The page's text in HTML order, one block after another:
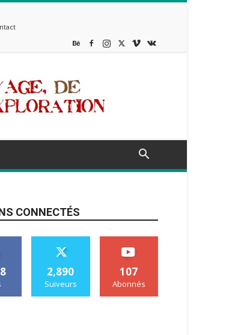
CONNECTÉS
2,890
Suiveurs
107
Abonnés